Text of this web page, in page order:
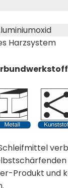
Harzsystem
Produkt und